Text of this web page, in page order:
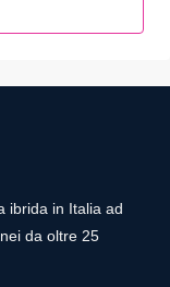
ibrida in Italia ad
da oltre 25